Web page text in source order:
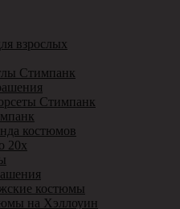
взрослых
Стимпанк
Стимпанк
костюмов
20х
костюмы
на Хэллоуин